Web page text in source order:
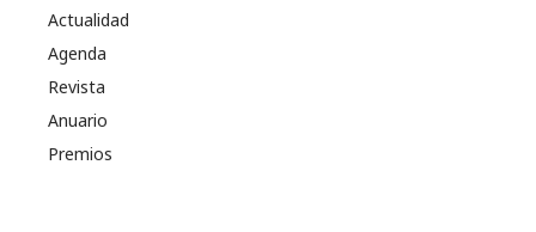
Actualidad
Agenda
Revista
Anuario
Premios